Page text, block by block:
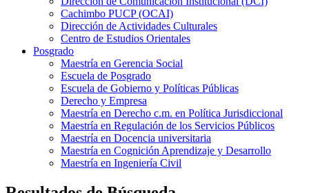
Cachimbo PUCP (OCAI)
Dirección de Actividades Culturales
Centro de Estudios Orientales
Posgrado
Maestría en Gerencia Social
Escuela de Posgrado
Escuela de Gobierno y Políticas Públicas
Derecho y Empresa
Maestría en Derecho c.m. en Política Jurisdiccional
Maestría en Regulación de los Servicios Públicos
Maestría en Docencia universitaria
Maestría en Cognición Aprendizaje y Desarrollo
Maestría en Ingeniería Civil